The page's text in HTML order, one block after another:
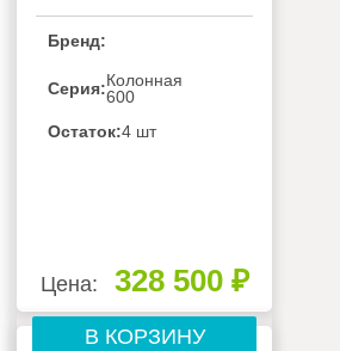
Бренд:
Серия:Колонная
600
Остаток:4 шт
Цена: 328 500 ₽
В КОРЗИНУ